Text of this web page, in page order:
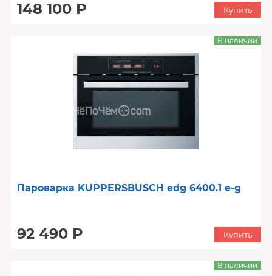
148 100 Р Купить
Пароварка KUPPERSBUSCH edg 6400.1 e-g
92 490 Р
В наличии
Купить
В наличии